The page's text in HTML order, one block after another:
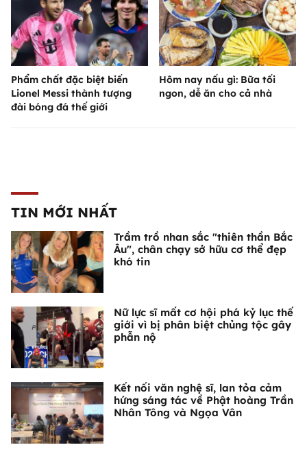
Phẩm chất đặc biệt biến
Lionel Messi thành tượng
đài bóng đá thế giới
Hôm nay nấu gì: Bữa tối
ngon, dễ ăn cho cả nhà
TIN MỚI NHẤT
Trầm trồ nhan sắc "thiên thần Bắc
Âu", chân chạy sở hữu cơ thể đẹp
khó tin
Nữ lực sĩ mất cơ hội phá kỷ lục thế
giới vì bị phân biệt chủng tộc gây
phẫn nộ
Kết nối văn nghệ sĩ, lan tỏa cảm
hứng sáng tác về Phật hoàng Trần
Nhân Tông và Ngọa Vân